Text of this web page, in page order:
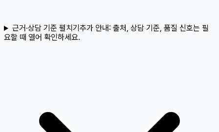
근거·상담 기준 펼치기 추가 안내: 출처, 상담 기준, 품질 신호는 필
요할 때 열어 확인하세요.